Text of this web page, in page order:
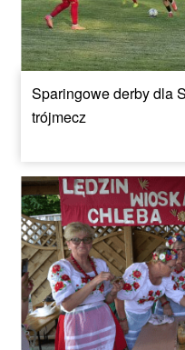
Sparingowe derby dla
trójmecz